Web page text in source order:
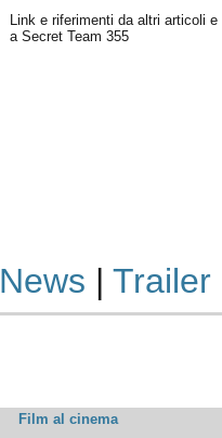
Link e riferimenti da altri articoli e
a Secret Team 355
News | Trailer
Film al cinema